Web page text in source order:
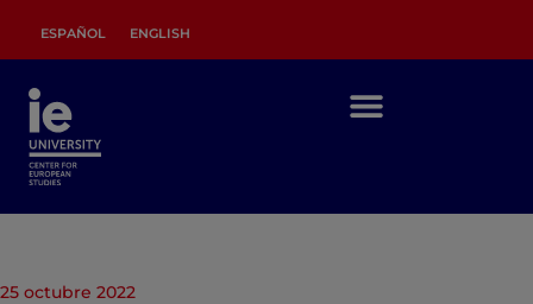
ESPAÑOL ENGLISH
25 octubre 2022